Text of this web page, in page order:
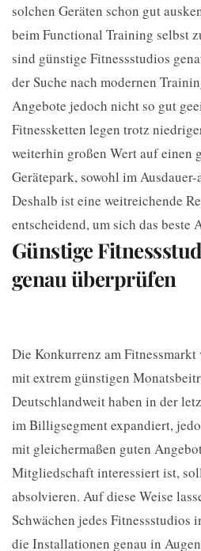
solchen Geräten schon gut
beim Functional Training selbst
sind günstige Fitnessstudios
der Suche nach modernen
Angebote jedoch nicht so gut
Fitnessketten legen trotz
weiterhin großen Wert auf einen
Gerätepark, sowohl im
Deshalb ist eine weitreichende
entscheidend, um sich das beste
Günstige
genau überprüfen
Die Konkurrenz am
mit extrem günstigen
Deutschlandweit haben in der
im Billigsegment expandiert,
mit gleichermaßen guten
Mitgliedschaft interessiert ist,
absolvieren. Auf diese Weise
Schwächen jedes Fitnessstudios
die Installationen genau in